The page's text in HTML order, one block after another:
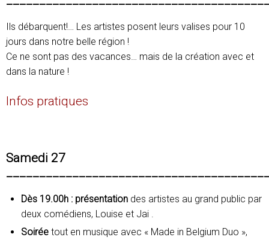
Ils débarquent!… Les artistes posent leurs valises pour 10
jours dans notre belle région !
Ce ne sont pas des vacances… mais de la création avec et
dans la nature !
Infos pratiques
Samedi 27
Dès 19.00h : présentation des artistes au grand public par
deux comédiens, Louise et Jai .
Soirée tout en musique avec « Made in Belgium Duo »,